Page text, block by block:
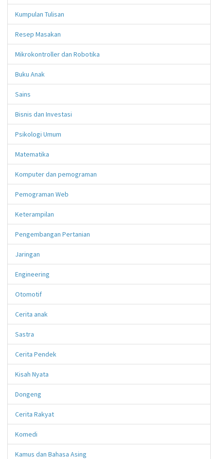
Kumpulan Tulisan
Resep Masakan
Mikrokontroller dan Robotika
Buku Anak
Sains
Bisnis dan Investasi
Psikologi Umum
Matematika
Komputer dan pemograman
Pemograman Web
Keterampilan
Pengembangan Pertanian
Jaringan
Engineering
Otomotif
Cerita anak
Sastra
Cerita Pendek
Kisah Nyata
Dongeng
Cerita Rakyat
Komedi
Kamus dan Bahasa Asing